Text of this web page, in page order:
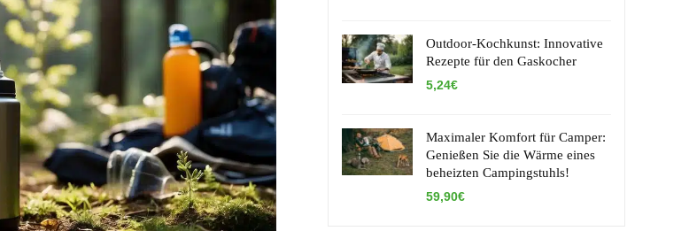
Outdoor-Kochkunst: Innovative
Rezepte für den Gaskocher
5,24€
Maximaler Komfort für Camper:
Genießen Sie die Wärme eines
beheizten Campingstuhls!
59,90€